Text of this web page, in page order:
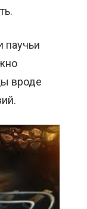
паучьи
вроде